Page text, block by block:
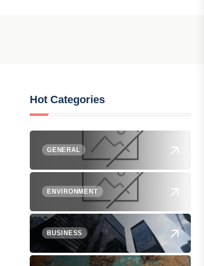
Hot Categories
GENERAL
ENVIRONMENT
BUSINESS